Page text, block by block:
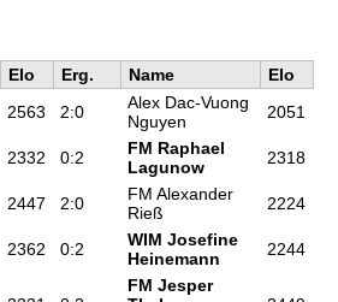
Elo Erg. Name
Elo
2563 2:0
Alex Dac-Vuong
Nguyen
2051
2332 0:2
FM Raphael
Lagunow
2318
2447 2:0
FM Alexander
Rieß
2224
2362 0:2
WIM Josefine
Heinemann
2244
FM Jesper